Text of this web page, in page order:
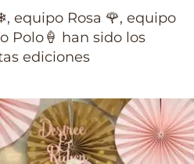
equipo Rosa 🌹, equipo
Polo🍦 han sido los
ediciones